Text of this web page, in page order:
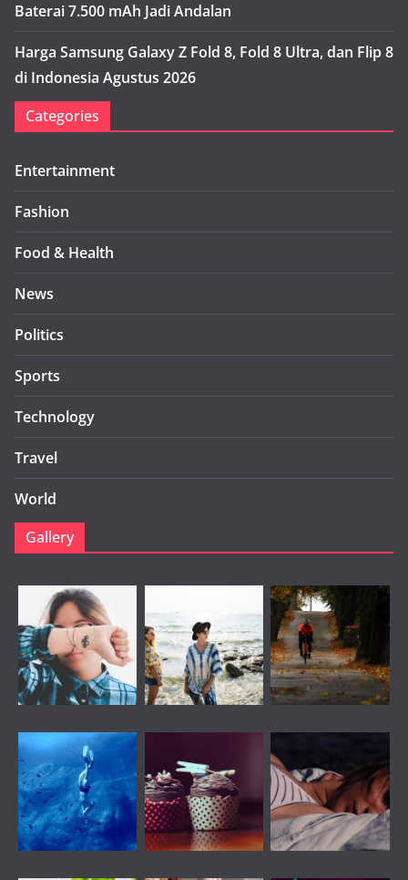
Baterai 7.500 mAh Jadi Andalan
Harga Samsung Galaxy Z Fold 8, Fold 8 Ultra, dan Flip 8
di Indonesia Agustus 2026
Categories
Entertainment
Fashion
Food & Health
News
Politics
Sports
Technology
Travel
World
Gallery